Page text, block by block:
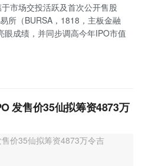
市场交投活跃及首次公开售股
所（BURSA，1818，主板金融
成绩，并同步调高今年IPO市值
发售价35仙拟筹资4873万